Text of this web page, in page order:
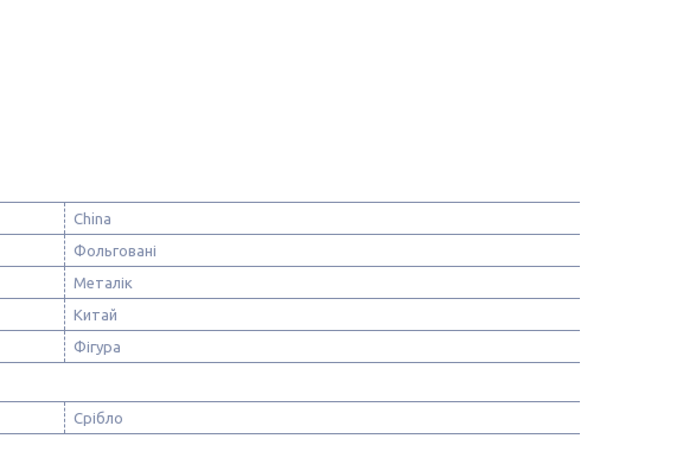
China
Фольговані
Металік
Китай
Фігура
Срібло